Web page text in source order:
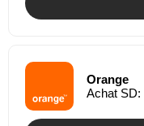
Orange
Achat SD: